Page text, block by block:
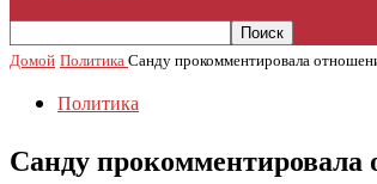
Домой ПолитикаСанду прокомментировала
Политика
Санду